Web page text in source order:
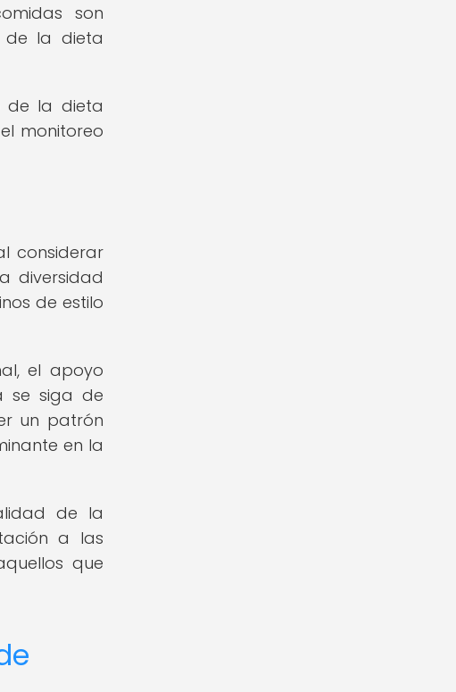
son
de la dieta
de la dieta
monitoreo
considerar
diversidad
de estilo
el apoyo
se siga de
un patrón
en la
de la
a las
que